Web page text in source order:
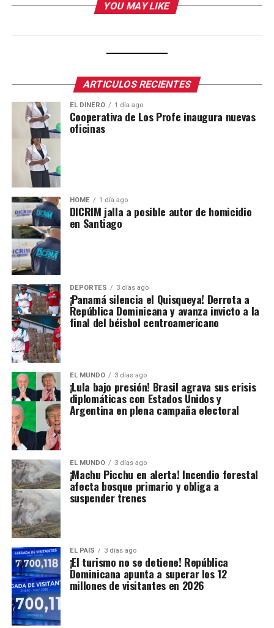
YOU MAY LIKE
ARTICULOS RECIENTES
EL DINERO 1 día ago
Cooperativa de Los Profe inaugura nuevas
oficinas
HOME 1 día ago
DICRIM jalla a posible autor de homicidio
en Santiago
DEPORTES 3 días ago
¡Panamá silencia el Quisqueya! Derrota a
República Dominicana y avanza invicto a la
final del béisbol centroamericano
EL MUNDO 3 días ago
¡Lula bajo presión! Brasil agrava sus crisis
diplomáticas con Estados Unidos y
Argentina en plena campaña electoral
EL MUNDO 3 días ago
¡Machu Picchu en alerta! Incendio forestal
afecta bosque primario y obliga a
suspender trenes
EL PAIS 3 días ago
¡El turismo no se detiene! República
Dominicana apunta a superar los 12
millones de visitantes en 2026